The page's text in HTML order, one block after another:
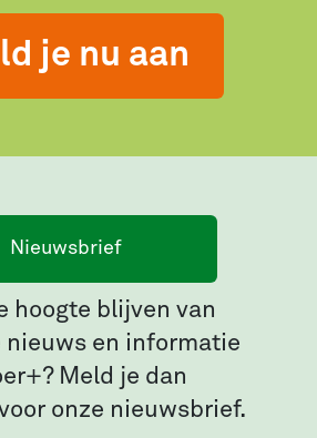
je nu aan
Nieuwsbrief
hoogte blijven van
nieuws en informatie
Meld je dan
onze nieuwsbrief.